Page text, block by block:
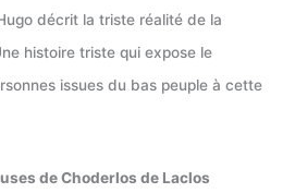
décrit la triste réalité de la
histoire triste qui expose le
issues du bas peuple à cette
de Choderlos de Laclos